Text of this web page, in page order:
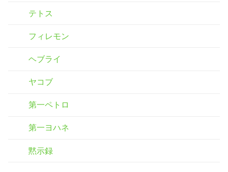
テトス
フィレモン
ヘブライ
ヤコブ
第一ペトロ
第一ヨハネ
黙示録